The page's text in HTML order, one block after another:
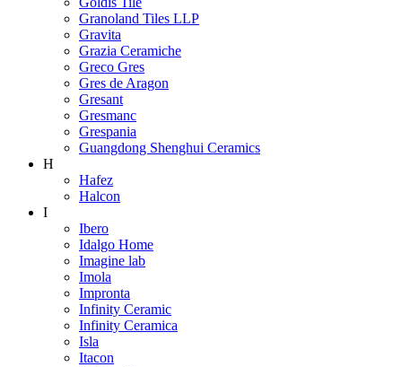
Granoland Tiles LLP
Gravita
Grazia Ceramiche
Greco Gres
Gres de Aragon
Gresant
Gresmanc
Grespania
Guangdong Shenghui Ceramics
H
Hafez
Halcon
I
Ibero
Idalgo Home
Imagine lab
Imola
Impronta
Infinity Ceramic
Infinity Ceramica
Isla
Itacon